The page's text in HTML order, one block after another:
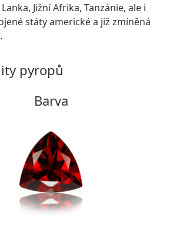
Jižní Afrika, Tanzánie, ale i
státy americké a již zmíněná
pyropů
Barva